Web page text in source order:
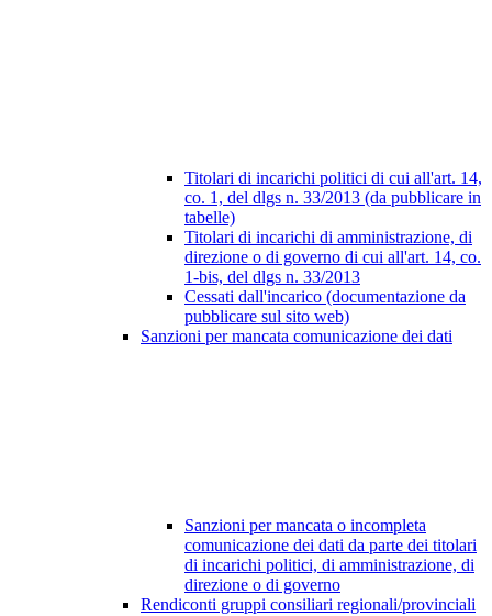
Titolari di incarichi politici di cui all'art. 14,
co. 1, del dlgs n. 33/2013 (da pubblicare in
tabelle)
Titolari di incarichi di amministrazione, di
direzione o di governo di cui all'art. 14, co.
1-bis, del dlgs n. 33/2013
Cessati dall'incarico (documentazione da
pubblicare sul sito web)
Sanzioni per mancata comunicazione dei dati
Sanzioni per mancata o incompleta
comunicazione dei dati da parte dei titolari
di incarichi politici, di amministrazione, di
direzione o di governo
Rendiconti gruppi consiliari regionali/provinciali